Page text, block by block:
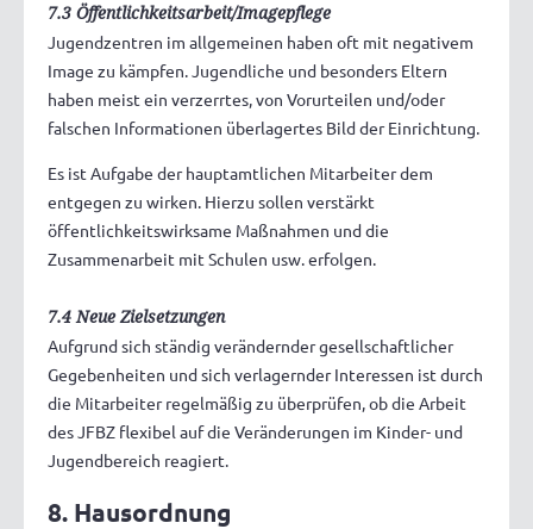
7.3 Öffentlichkeitsarbeit/Imagepflege
Jugendzentren im allgemeinen haben oft mit negativem
Image zu kämpfen. Jugendliche und besonders Eltern
haben meist ein verzerrtes, von Vorurteilen und/oder
falschen Informationen überlagertes Bild der Einrichtung.
Es ist Aufgabe der hauptamtlichen Mitarbeiter dem
entgegen zu wirken. Hierzu sollen verstärkt
öffentlichkeitswirksame Maßnahmen und die
Zusammenarbeit mit Schulen usw. erfolgen.
7.4 Neue Zielsetzungen
Aufgrund sich ständig verändernder gesellschaftlicher
Gegebenheiten und sich verlagernder Interessen ist durch
die Mitarbeiter regelmäßig zu überprüfen, ob die Arbeit
des JFBZ flexibel auf die Veränderungen im Kinder- und
Jugendbereich reagiert.
8. Hausordnung